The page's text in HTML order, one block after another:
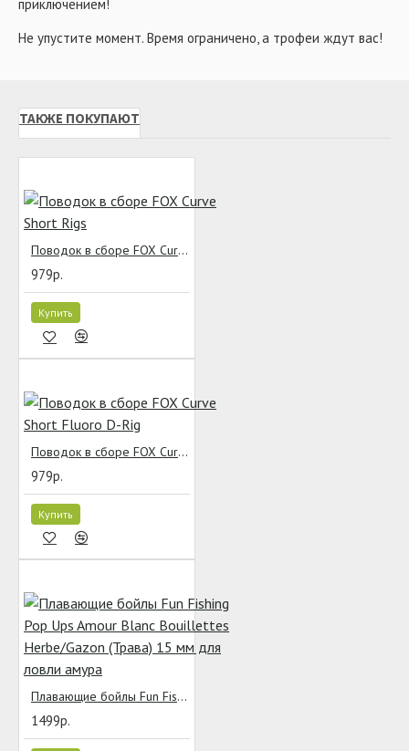
приключением!
Не упустите момент. Время ограничено, а трофеи ждут вас!
ТАКЖЕ ПОКУПАЮТ
Поводок в сборе FOX Curve Short Rigs
979р.
Купить
Поводок в сборе FOX Curve Short Fluoro D-Rig
979р.
Купить
Плавающие бойлы Fun Fishing Pop Ups Amour Blanc Bouillettes Herbe/Gazon (Трава) 15 мм для ловли амура
1499р.